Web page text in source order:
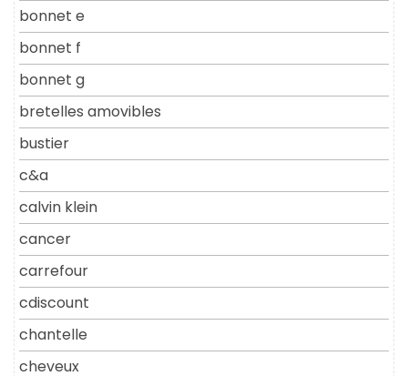
bonnet e
bonnet f
bonnet g
bretelles amovibles
bustier
c&a
calvin klein
cancer
carrefour
cdiscount
chantelle
cheveux